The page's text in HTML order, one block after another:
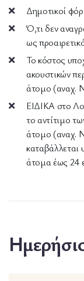
Δημοτικοί
Ό,τι δεν
ως
Το κόστος
ακουστικών
άτομο (αναχ.
ΕΙΔΙΚΑ στο
το αντίτιμο
άτομο (αναχ.
καταβάλλεται
άτομα έως 24